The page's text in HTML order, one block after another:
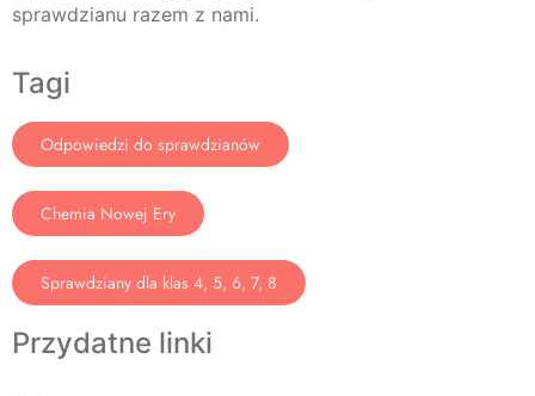
sprawdzianu razem z nami.
Tagi
Odpowiedzi do sprawdzianów
Chemia Nowej Ery
Sprawdziany dla klas 4, 5, 6, 7, 8
Przydatne linki